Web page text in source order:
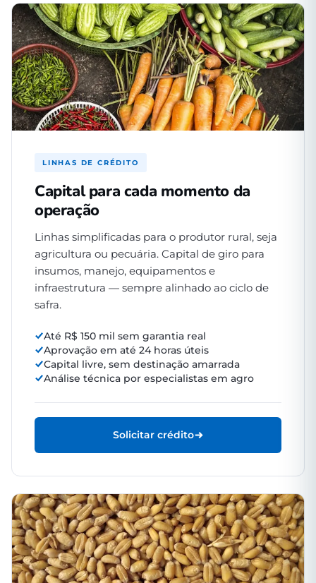
LINHAS DE CRÉDITO
Capital para cada momento da
operação
Linhas simplificadas para o produtor rural, seja
agricultura ou pecuária. Capital de giro para
insumos, manejo, equipamentos e
infraestrutura — sempre alinhado ao ciclo de
safra.
Até R$ 150 mil sem garantia real
Aprovação em até 24 horas úteis
Capital livre, sem destinação amarrada
Análise técnica por especialistas em agro
Solicitar crédito